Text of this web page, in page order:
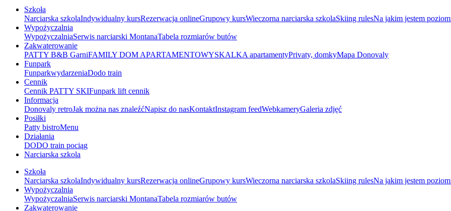
Szkoła
Narciarska szkolaIndywidualny kursRezerwacja onlineGrupowy kursWieczorna narciarska szkolaSkiing rulesNa jakim jestem
Wypożyczalnia
WypożyczalniaSerwis narciarski MontanaTabela rozmiarów butów
Zakwaterowanie
PATTY B&B GarniFAMILY DOM APARTAMENTOWYSKALKA apartamentyPrivaty, domkyMapa Donovaly
Funpark
FunparkwydarzeniaDodo train
Cennik
Cennik PATTY SKIFunpark lift cennik
Informacja
Donovaly retroJak można nas znaleźćNapisz do nasKontaktInstagram feedWebkameryGaleria zdjęć
Posiłki
Patty bistroMenu
Działania
DODO train pociąg
Narciarska szkola
Szkoła
Narciarska szkolaIndywidualny kursRezerwacja onlineGrupowy kursWieczorna narciarska szkolaSkiing rulesNa jakim jestem
Wypożyczalnia
WypożyczalniaSerwis narciarski MontanaTabela rozmiarów butów
Zakwaterowanie